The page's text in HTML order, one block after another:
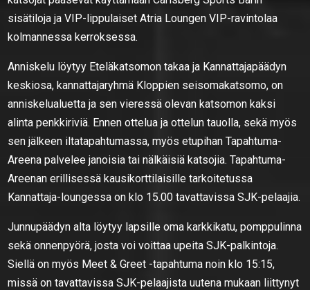
sisätiloja ja VIP-lippulaiset Atria Loungen VIP-ravintolaa
kolmannessa kerroksessa.
Anniskelu löytyy Eteläkatsomon takaa ja Kannattajapäädyn
keskiosa, kannattajaryhmä Kloppien seisomakatsomo, on
anniskelualuetta ja sen vieressä olevan katsomon kaksi
alinta penkkiriviä. Ennen ottelua ja ottelun tauolla, sekä myös
sen jälkeen iltatapahtumassa, myös etupihan Tapahtuma-
Areena palvelee janoisia tai nälkäisiä katsojia. Tapahtuma-
Areenan erillisessä kausikorttilaisille tarkoitetussa
Kannattaja-loungessa on klo 15.00 tavattavissa SJK-pelaajia.
Junnupäädyn alta löytyy lapsille oma karkkikatu, pomppulinna
sekä onnenpyörä, josta voi voittaa upeita SJK-palkintoja.
Siellä on myös Meet & Greet -tapahtuma noin klo 15:15,
missä on tavattavissa SJK-pelaajista uutena mukaan liittynyt